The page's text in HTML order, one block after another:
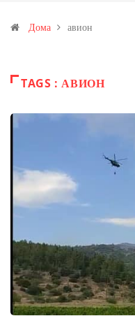
Иловица и со антимонот?
Дома авион
TAGS : АВИОН